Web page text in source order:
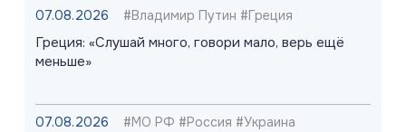
07.08.2026 #Владимир Путин #Греция
Греция: «Слушай много, говори мало, верь ещё
меньше»
07.08.2026 #МО РФ #Россия #Украина